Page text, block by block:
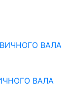
ВАЛА